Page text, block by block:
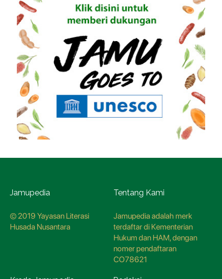
Jamupedia
© 2019 Yayasan Literasi
Husada Nusantara
Tentang Kami
Jamupedia adalah merk
terdaftar di Kementerian
Hukum dan HAM, dengan
nomer pendaftaran
CO78621